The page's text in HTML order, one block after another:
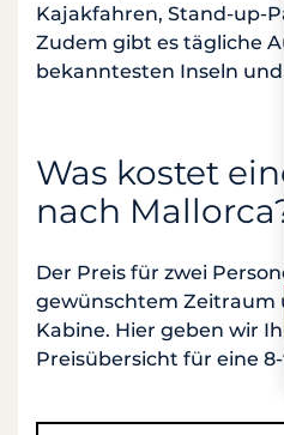
Kajakfahren, Stand-up-
Zudem gibt es tägliche
bekanntesten Inseln
Was kostet
nach Mallorca?
Der Preis für zwei
gewünschtem Zeitraum
Kabine. Hier geben wir
Preisübersicht für eine